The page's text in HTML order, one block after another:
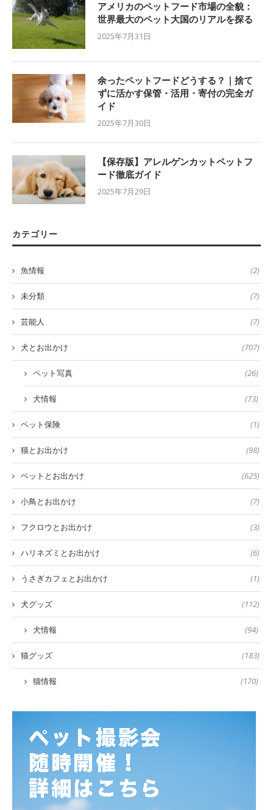
アメリカのペットフード市場の全貌：
世界最大のペット大国のリアルを探る
2025年7月31日
余ったペットフードどうする？｜捨て
ずに活かす保管・活用・寄付の完全ガ
イド
2025年7月30日
【保存版】アレルゲンカットペットフ
ード徹底ガイド
2025年7月29日
カテゴリー
魚情報 (2)
未分類 (7)
芸能人 (7)
犬とお出かけ (707)
ペット写真 (26)
犬情報 (73)
ペット保険 (1)
猫とお出かけ (98)
ペットとお出かけ (625)
小鳥とお出かけ (7)
フクロウとお出かけ (3)
ハリネズミとお出かけ (6)
うさぎカフェとお出かけ (1)
犬グッズ (112)
犬情報 (94)
猫グッズ (183)
猫情報 (170)